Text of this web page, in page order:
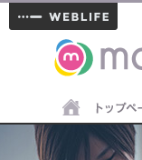
materials